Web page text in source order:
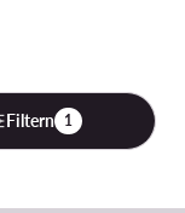
Filtern 1